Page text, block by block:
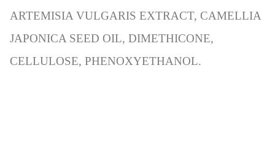
ARTEMISIA VULGARIS EXTRACT, CAMELLIA
JAPONICA SEED OIL, DIMETHICONE,
CELLULOSE, PHENOXYETHANOL.